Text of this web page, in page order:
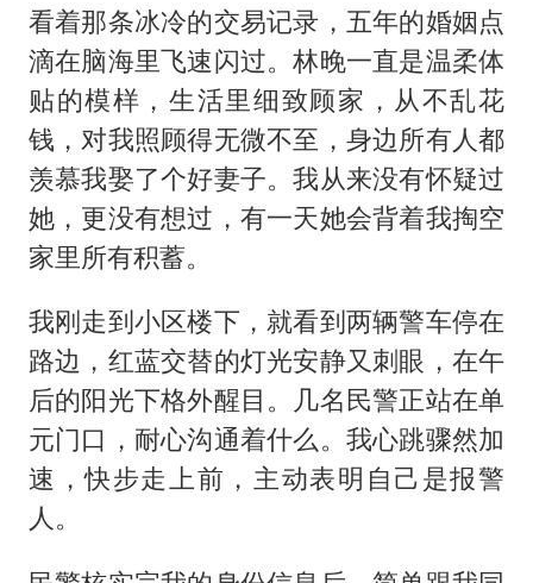
看着那条冰冷的交易记录，五年的婚姻点
滴在脑海里飞速闪过。林晚一直是温柔体
贴的模样，生活里细致顾家，从不乱花
钱，对我照顾得无微不至，身边所有人都
羡慕我娶了个好妻子。我从来没有怀疑过
她，更没有想过，有一天她会背着我掏空
家里所有积蓄。
我刚走到小区楼下，就看到两辆警车停在
路边，红蓝交替的灯光安静又刺眼，在午
后的阳光下格外醒目。几名民警正站在单
元门口，耐心沟通着什么。我心跳骤然加
速，快步走上前，主动表明自己是报警
人。